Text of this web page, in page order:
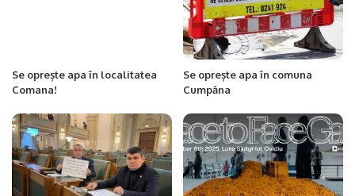
Se oprește apa în localitatea
Comana!
Se oprește apa în comuna
Cumpăna